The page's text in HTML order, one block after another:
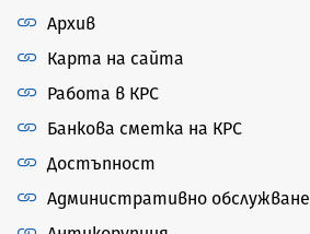
Архив
Карта на сайта
Работа в КРС
Банкова сметка на КРС
Достъпност
Административно обслужване